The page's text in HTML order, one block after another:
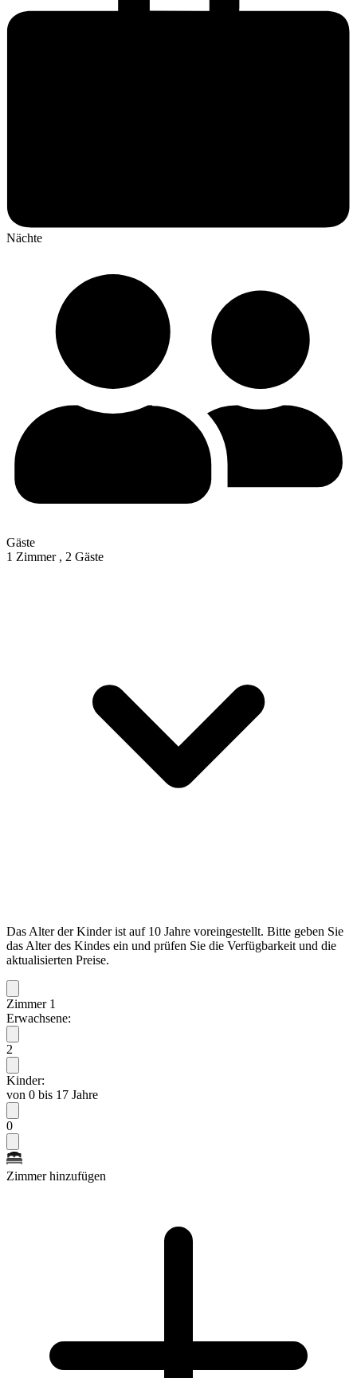
Nächte
Gäste
1 Zimmer , 2 Gäste
Das Alter der Kinder ist auf 10 Jahre voreingestellt. Bitte geben Sie
das Alter des Kindes ein und prüfen Sie die Verfügbarkeit und die
aktualisierten Preise.
Zimmer 1
Erwachsene:
2
Kinder:
von 0 bis 17 Jahre
0
Zimmer hinzufügen